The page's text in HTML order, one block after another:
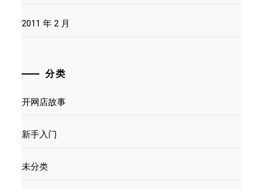
2011 年 2 月
分类
开网店故事
新手入门
未分类